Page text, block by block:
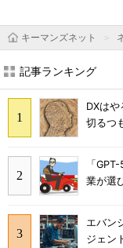
キーマンズネット
記事ランキング
DXは
切るつ
「
業が選
エバン
ジェン